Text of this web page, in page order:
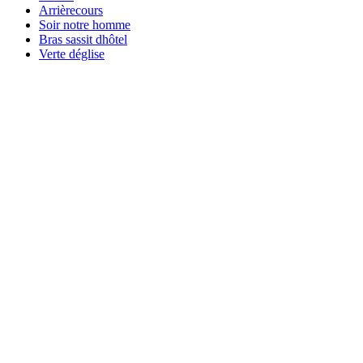
Arrièrecours
Soir notre homme
Bras sassit dhôtel
Verte déglise